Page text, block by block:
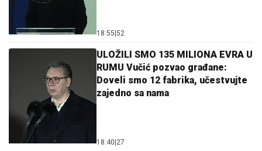
18:55 52
ULOŽILI SMO 135 MILIONA EVRA U
RUMU Vučić pozvao građane:
Doveli smo 12 fabrika, učestvujte
zajedno sa nama
18:40 27